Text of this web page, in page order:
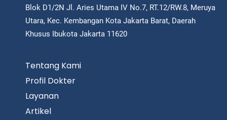
Blok D1/2N Jl. Aries Utama IV No.7, RT.12/RW.8, Meruya
Utara, Kec. Kembangan Kota Jakarta Barat, Daerah
Khusus Ibukota Jakarta 11620
Tentang Kami
Profil Dokter
Layanan
Artikel